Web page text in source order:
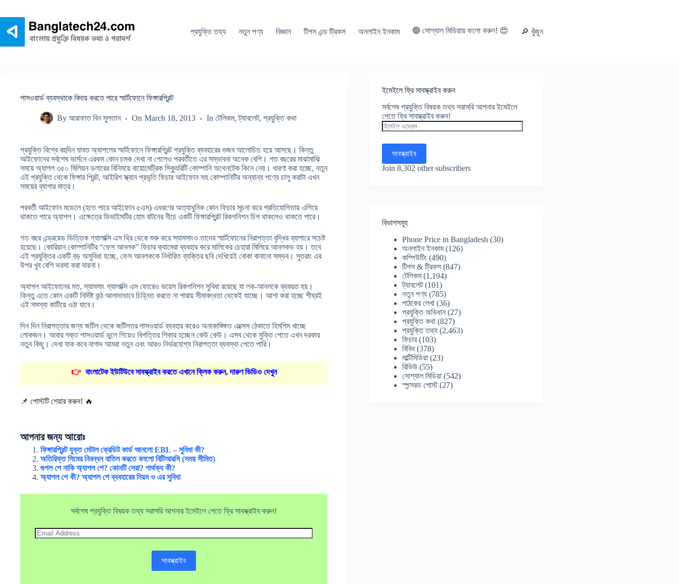
প্রযুক্তি তথ্য
নতুন পণ্য বিজ্ঞান টিপস এন্ড ট্রিকস অনলাইন ইনকাম 🟢 সোশ্যাল মিডিয়ায় ফলো করুন! 😍 🔎 খুঁজুন
পাসওয়ার্ড ব্যবস্থাকে বিদায় করতে পারে স্মার্টফোনে ফিঙ্গারপ্রিন্ট
By আরাফাত বিন সুলতান On March 18, 2013 In টেলিকম,ট্যাবলেট, প্রযুক্তি কথা
প্রযুক্তি বিশ্বে বহুদিন যাবত অ্যাপলের স্মার্টফোনে ফিঙ্গারপ্রিন্ট প্রযুক্তি ব্যবহারের গুজব আলোচিত হয়ে আসছে। কিন্তু
আইফোনের সর্বশেষ ভার্সনে এরকম কোন চমক দেখা না গেলেও পরবর্তীতে এর সম্ভাবনা অনেক বেশি। গত বছরের মাঝামাঝি
সময়ে অ্যাপল ৩৫০ মিলিয়ন ডলারের বিনিময়ে বায়োমেট্রিক সিক্যুরিটি কোম্পানি অথেনটেক কিনে নেয়। ধারণা করা হচ্ছে, নতুন
এই প্রযুক্তি থেকে ফিঙ্গার প্রিন্ট, আইরিশ স্ক্যান প্রভৃতি ফিচার আইফোন সহ কোম্পানিটির অন্যান্য পণ্যে চালু করাটা এখন
সময়ের ব্যাপার মাত্র।
পরবর্তী আইফোন মডেলে (হতে পারে আইফোন ৫এস) এধরণের অত্যাধুনিক কোন ফিচার সূচনা করে প্রতিযোগিতায় এগিয়ে
থাকতে পারে অ্যাপল। এক্ষেত্রে ডিভাইসটির হোম বাটনের নীচে একটি ফিঙ্গারপ্রিন্ট রিকগনিশন চিপ থাকলেও থাকতে পারে।
গত বছর এন্ড্রয়েড ভিত্তিক গ্যালাক্সি এস থ্রি থেকে শুরু করে স্যামসাংও তাদের স্মার্টফোনের নিরাপত্তা বৃদ্ধির ব্যাপারে সচেষ্ট
হয়েছে। কোরিয়ান কোম্পানিটির “ফেস আনলক” ফিচার ক্যামেরা ব্যবহার করে মালিকের চেহারা মিলিয়ে আনলকড হয়। তবে
এই প্রযুক্তির একটি বড় অসুবিধা হচ্ছে, ফেস আনলককে নির্ধারিত ব্যক্তির ছবি দেখিয়েই বোকা বানানো সম্ভব। সুতরাং এর
উপর খুব বেশি ভরসা করা যায়না।
অ্যাপল আইফোনের মত, স্যামসাং গ্যালাক্সি এস ফোরেও ভয়েস রিকগনিশন সুবিধা রয়েছে যা লক-আনলকে ব্যবহৃত হয়।
কিন্তু এতে কোন একটি নির্দিষ্ট কন্ঠ আলাদাভাবে চিহ্নিত করতে না পারায় সীমাবদ্ধতা থেকেই যাচ্ছে। আশা করা হচ্ছে শীঘ্রই
এই সমস্যা কাটিয়ে ওঠা যাবে।
দিন দিন নিরাপত্তার জন্য জটিল থেকে জটিলতর পাসওয়ার্ড ব্যবহার করেও অনাকাঙ্ক্ষিত এক্সেস ঠেকাতে হিমশিম খাচ্ছে
লোকজন। আবার শক্ত পাসওয়ার্ড ভুলে গিয়েও বিপত্তির শিকার হচ্ছেন কেউ কেউ। এসব থেকে মুক্তি পেতে এখন দরকার
নতুন কিছু। দেখা যাক কবে নাগাদ আমরা নতুন এবং আরও নির্ভরযোগ্য নিরাপত্তা ব্যবস্থা পেতে পারি।
👉 বাংলাটেক ইউটিউবে সাবস্ক্রাইব করতে এখানে ক্লিক করুন, দারুণ ভিডিও দেখুন
📌 পোস্টটি শেয়ার করুন! 🔥
আপনার জন্য আরোঃ
ফিঙ্গারপ্রিন্ট যুক্ত মেটাল ক্রেডিট কার্ড আনলো EBL – সুবিধা কী?
অতিরিক্ত সিমের নিবন্ধন বাতিল করতে বললো বিটিআরসি (সময় সীমিত)
গুগল পে নাকি অ্যাপল পে? কোনটি সেরা? পার্থক্য কী?
অ্যাপল পে কী? অ্যাপল পে ব্যবহারের নিয়ম ও এর সুবিধা
সর্বশেষ প্রযুক্তি বিষয়ক তথ্য সরাসরি আপনার ইমেইলে পেতে ফ্রি সাবস্ক্রাইব করুন!
Email
Address
সাবস্ক্রাইব
ইমেইলে ফ্রি সাবস্ক্রাইব করুন
সর্বশেষ প্রযুক্তি বিষয়ক তথ্য সরাসরি আপনার ইমেইলে
পেতে ফ্রি সাবস্ক্রাইব করুন!
ইমেইল
এড্রেস
সাবস্ক্রাইব
Join 8,302 other subscribers
বিভাগসমূহ
Phone Price in Bangladesh (30)
অনলাইন ইনকাম(126)
কম্পিউটিং (490)
টিপস & ট্রিকস (847)
টেলিকম(1,194)
ট্যাবলেট(101)
নতুন পণ্য (785)
পাঠকের লেখা (36)
প্রযুক্তি অভিধান (27)
প্রযুক্তি কথা (827)
প্রযুক্তি তথ্য (2,463)
ফিচার(103)
বিবিধ(378)
মাল্টিমিডিয়া (23)
রিভিউ (55)
সোশ্যাল মিডিয়া (542)
স্পন্সরড পোস্ট(27)